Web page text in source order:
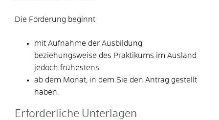
Die Förderung beginnt
mit Aufnahme der Ausbildung
beziehungsweise des Praktikums im Ausland
jedoch frühestens
ab dem Monat, in dem Sie den Antrag gestellt
haben.
Erforderliche Unterlagen